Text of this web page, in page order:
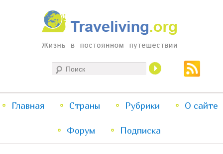
Traveliving
Жизнь в постоянном путешествии
меню
Перейти
к
Перейти
к
Главная Страны Рубрики О сайте
Форум Подписка